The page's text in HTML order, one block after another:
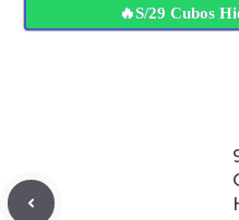
🔥S/29 Cubos